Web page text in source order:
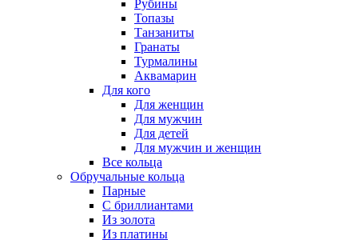
Рубины
Топазы
Танзаниты
Гранаты
Турмалины
Аквамарин
Для кого
Для женщин
Для мужчин
Для детей
Для мужчин и женщин
Все кольца
Обручальные кольца
Парные
С бриллиантами
Из золота
Из платины